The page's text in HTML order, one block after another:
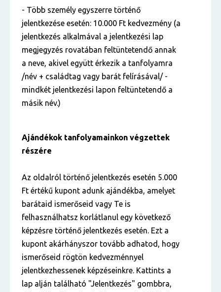
- Több személy egyszerre történő
jelentkezése esetén: 10.000 Ft kedvezmény (a
jelentkezés alkalmával a jelentkezési lap
megjegyzés rovatában feltüntetendő annak
a neve, akivel együtt érkezik a tanfolyamra
/név + családtag vagy barát felírásával/ -
mindkét jelentkezési lapon feltüntetendő a
másik név.)
Ajándékok tanfolyamainkon végzettek
részére
Az oldalról történő jelentkezés esetén 5.000
Ft értékű kupont adunk ajándékba, amelyet
barátaid ismerőseid vagy Te is
felhasználhatsz korlátlanul egy következő
képzésre történő jelentkezés esetén. Ezt a
kupont akárhányszor tovább adhatod, hogy
ismerőseid rögtön kedvezménnyel
jelentkezhessenek képzéseinkre. Kattints a
lap alján található "Jelentkezés" gombbra,